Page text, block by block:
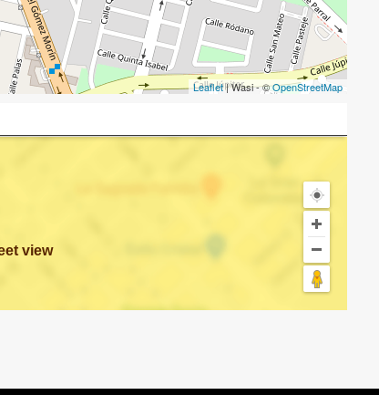
Leaflet| Wasi - ©OpenStreetMap
view